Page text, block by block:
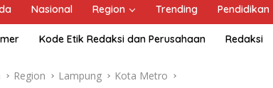
Nasional Region Trending Pendidikan
Kode Etik Redaksi dan Perusahaan Redaksi
Region Lampung Kota Metro